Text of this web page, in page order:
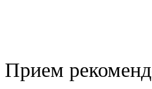
Прием